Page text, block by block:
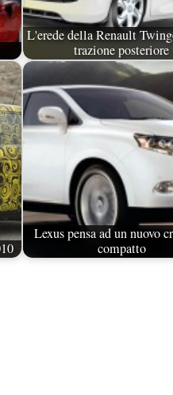
L'erede della Renault
trazione posteriore
Lexus pensa ad un nuovo
compatto